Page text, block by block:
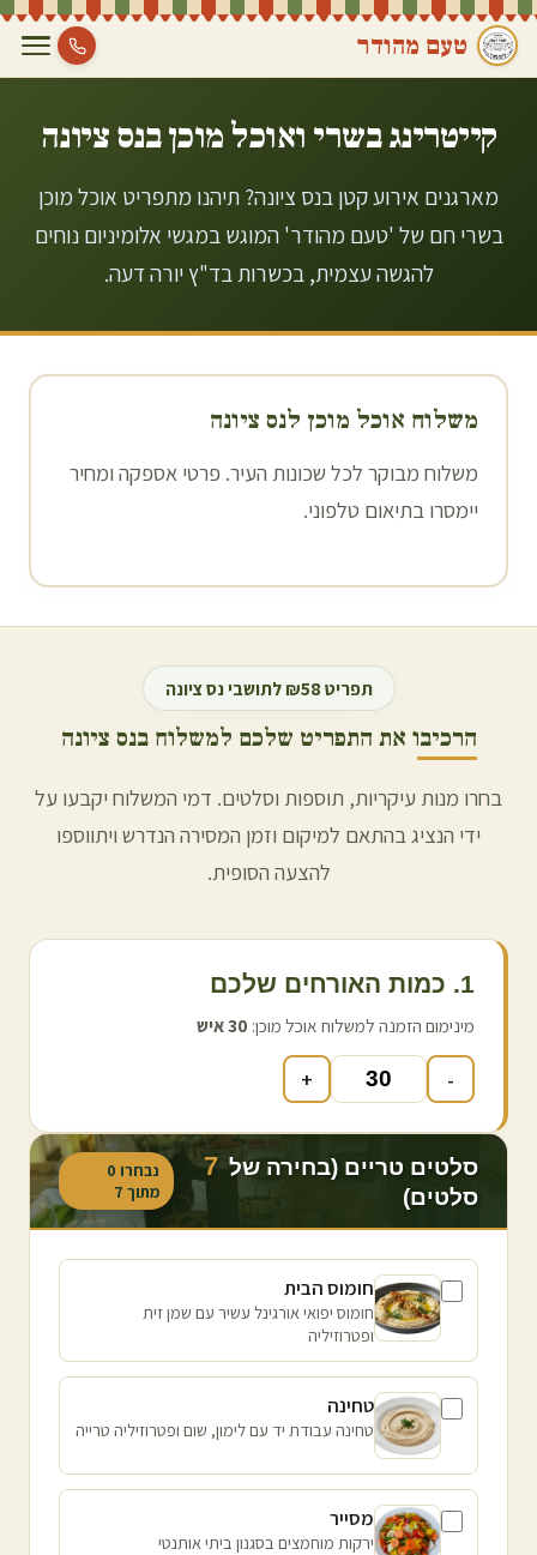
טעם מהודר
קייטרינג בשרי ואוכל מוכן בנס ציונה
מארגנים אירוע קטן בנס ציונה? תיהנו מתפריט אוכל מוכן
בשרי חם של 'טעם מהודר' המוגש במגשי אלומיניום נוחים
להגשה עצמית, בכשרות בד"ץ יורה דעה.
משלוח אוכל מוכן לנס ציונה
משלוח מבוקר לכל שכונות העיר. פרטי אספקה ומחיר
יימסרו בתיאום טלפוני.
תפריט ₪58 לתושבי נס ציונה
הרכיבו את התפריט שלכם למשלוח בנס ציונה
בחרו מנות עיקריות, תוספות וסלטים. דמי המשלוח יקבעו על
ידי הנציג בהתאם למיקום וזמן המסירה הנדרש ויתווספו
להצעה הסופית.
1. כמות האורחים שלכם
מינימום הזמנה למשלוח אוכל מוכן: 30איש
-
+
סלטים טריים (בחירה של 7
סלטים)
נבחרו 0
מתוך 7
חומוס הבית
חומוס יפואי אורגינל עשיר עם שמן זית
ופטרוזיליה
טחינה
טחינה עבודת יד עם לימון, שום ופטרוזיליה טרייה
מסייר
ירקות מוחמצים בסגנון ביתי אותנטי